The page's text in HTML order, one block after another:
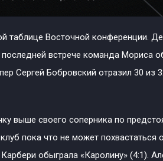
таблице Восточной конференции.
встрече команда Мориса
Сергей Бобровский отразил 30 из
выше своего соперника по
пока что не может похвастаться
обыграла «Каролину» (4:1).